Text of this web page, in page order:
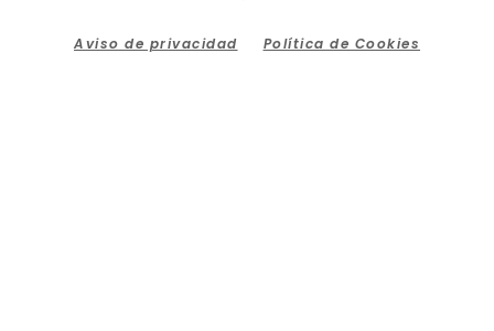
Aviso de privacidad Política de Cookies